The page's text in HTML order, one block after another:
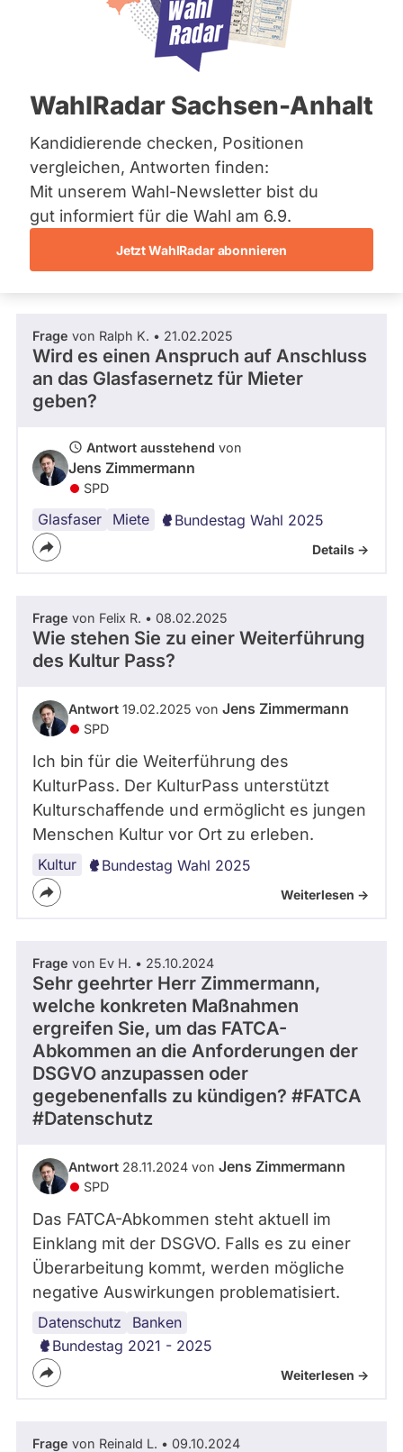
Bremen
Hamburg
Mecklenburg-Vorpommern
Nordrhein-Westfalen
Saarland
Sachsen
Sachsen-Anhalt
Sachsen-Anhalt
Schleswig-Holstein
Thüringen
Archiv
Spenden
WahlRadar Sachsen-Anhalt
Kandidierende checken, Positionen
vergleichen, Antworten finden:
Mit unserem Wahl-Newsletter bist du
gut informiert für die Wahl am 6.9.
Jetzt WahlRadar abonnieren
s
e
v
SPD
Dieser Politiker hat kein aktuelles und kein
zukünftiges Mandat und keine
Direktandidatur auf Landes-, Bundes- oder
Wahlliste werden bei uns nicht erfasst.
Die Fragefunktion ist für diese Person
derzeit nicht aktiv.
Politiker:innen
aktiven
oder
Mandaten
können
über
befragt
werden.
Fragen und Antworten
Frage von Ralph K. • 21.02.2025
Wird es einen Anspruch auf Anschluss
an das Glasfasernetz für Mieter
geben?
Antwort ausstehend von
Jens Zimmermann
SPD
Glasfaser Miete Bundestag Wahl 2025
Details ->
Frage von Felix R. • 08.02.2025
Wie stehen Sie zu einer Weiterführung
des Kultur Pass?
Antwort 19.02.2025 von Jens Zimmermann
SPD
Ich bin für die Weiterführung des
KulturPass. Der KulturPass unterstützt
Kulturschaffende und ermöglicht es jungen
Menschen Kultur vor Ort zu erleben.
Kultur Bundestag Wahl 2025
Weiterlesen ->
Frage von Ev H. • 25.10.2024
Sehr geehrter Herr Zimmermann,
welche konkreten Maßnahmen
ergreifen Sie, um das FATCA-
Abkommen an die Anforderungen der
DSGVO anzupassen oder
gegebenenfalls zu kündigen? #FATCA
#Datenschutz
Antwort 28.11.2024 von Jens Zimmermann
SPD
Das FATCA-Abkommen steht aktuell im
Einklang mit der DSGVO. Falls es zu einer
Überarbeitung kommt, werden mögliche
negative Auswirkungen problematisiert.
Datenschutz
Banken
Bundestag 2021 - 2025
Weiterlesen ->
Frage von Reinald L. • 09.10.2024